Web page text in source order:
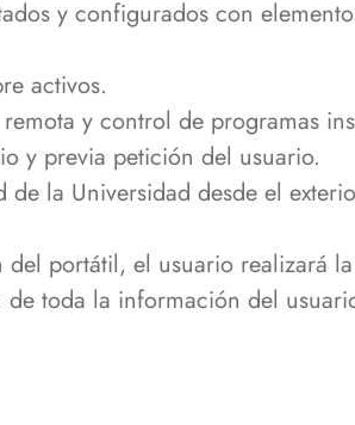
y configurados con
activos.
y control de programas
y previa petición del usuario.
la Universidad desde el
portátil, el usuario realizará
toda la información del